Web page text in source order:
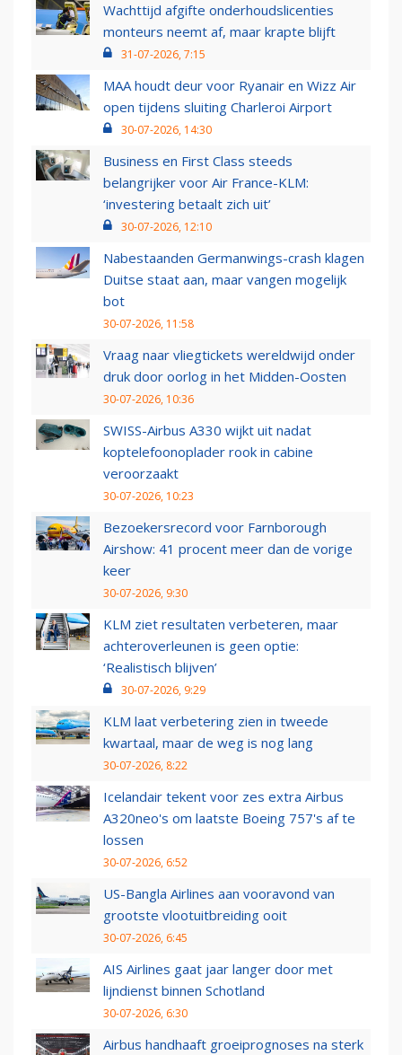
Wachttijd afgifte onderhoudslicenties
monteurs neemt af, maar krapte blijft
31-07-2026, 7:15
MAA houdt deur voor Ryanair en Wizz Air
open tijdens sluiting Charleroi Airport
30-07-2026, 14:30
Business en First Class steeds
belangrijker voor Air France-KLM:
‘investering betaalt zich uit’
30-07-2026, 12:10
Nabestaanden Germanwings-crash klagen
Duitse staat aan, maar vangen mogelijk
bot
30-07-2026, 11:58
Vraag naar vliegtickets wereldwijd onder
druk door oorlog in het Midden-Oosten
30-07-2026, 10:36
SWISS-Airbus A330 wijkt uit nadat
koptelefoonoplader rook in cabine
veroorzaakt
30-07-2026, 10:23
Bezoekersrecord voor Farnborough
Airshow: 41 procent meer dan de vorige
keer
30-07-2026, 9:30
KLM ziet resultaten verbeteren, maar
achteroverleunen is geen optie:
‘Realistisch blijven’
30-07-2026, 9:29
KLM laat verbetering zien in tweede
kwartaal, maar de weg is nog lang
30-07-2026, 8:22
Icelandair tekent voor zes extra Airbus
A320neo's om laatste Boeing 757's af te
lossen
30-07-2026, 6:52
US-Bangla Airlines aan vooravond van
grootste vlootuitbreiding ooit
30-07-2026, 6:45
AIS Airlines gaat jaar langer door met
lijndienst binnen Schotland
30-07-2026, 6:30
Airbus handhaaft groeiprognoses na sterk